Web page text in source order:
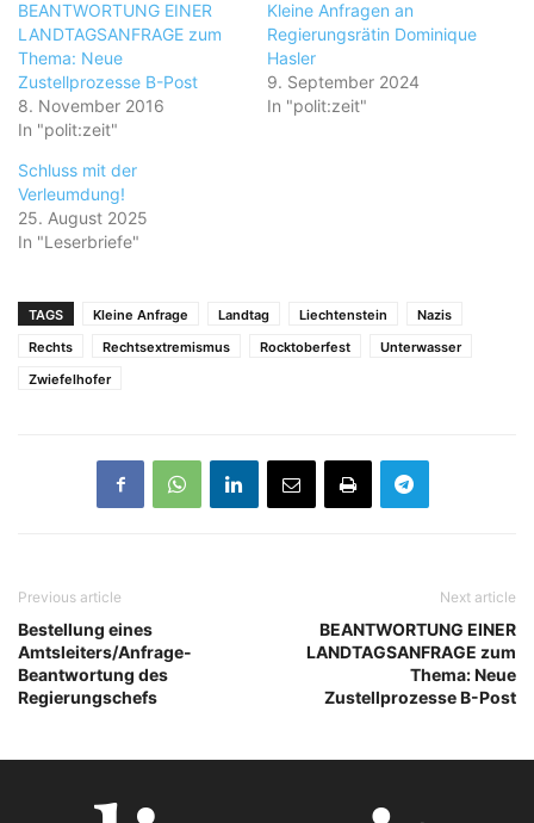
BEANTWORTUNG EINER
LANDTAGSANFRAGE zum
Thema: Neue
Zustellprozesse B-Post
8. November 2016
In "polit:zeit"
Kleine Anfragen an
Regierungsrätin Dominique
Hasler
9. September 2024
In "polit:zeit"
Schluss mit der
Verleumdung!
25. August 2025
In "Leserbriefe"
TAGS Kleine Anfrage Landtag Liechtenstein
Nazis
Rechts
Rechtsextremismus Rocktoberfest
Unterwasser
Zwiefelhofer
Previous article
Bestellung eines
Amtsleiters/Anfrage-
Beantwortung des
Regierungschefs
Next article
BEANTWORTUNG EINER
LANDTAGSANFRAGE zum
Thema: Neue
Zustellprozesse B-Post